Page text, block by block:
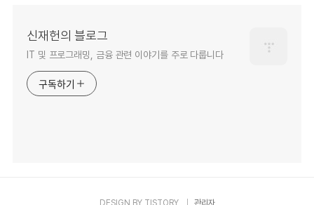
신재헌의 블로그
IT 및 프로그래밍, 금융 관련 이야기를 주로 다룹니다
구독하기